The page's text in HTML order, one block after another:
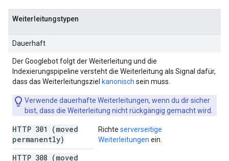
Weiterleitungstypen
Dauerhaft
Der Googlebot folgt der Weiterleitung und die
Indexierungspipeline versteht die Weiterleitung als Signal dafür,
dass das Weiterleitungsziel kanonisch sein muss.
Verwende dauerhafte Weiterleitungen, wenn du dir sicher
bist, dass die Weiterleitung nicht rückgängig gemacht wird.
HTTP 301 (moved
permanently)
Richte serverseitige
Weiterleitungen ein.
HTTP 308 (moved